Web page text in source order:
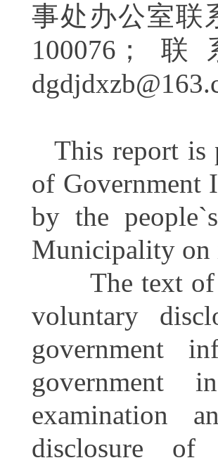
事处办公室联
100076 ；
联
This report is
of Government
by the
Municipality on
The text of
voluntary
government
government
examination
disclosure of